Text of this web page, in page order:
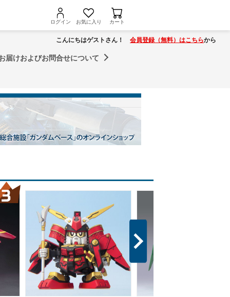
ログイン お気に入り カート
こんにちはゲストさん！ 会員登録（無料）はこちらから
届けおよびお問合せについて